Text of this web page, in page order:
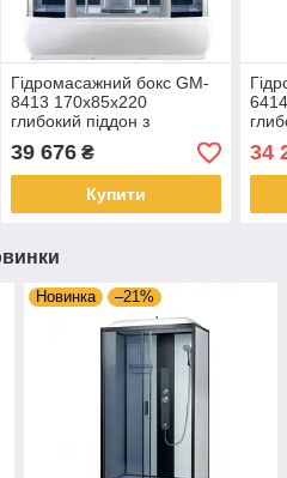
Гідромасажний бокс GM-
8413 170x85x220
глибокий піддон з
електронікою і
гідромасажем
39 676₴
Купити
34
Новинка –21%